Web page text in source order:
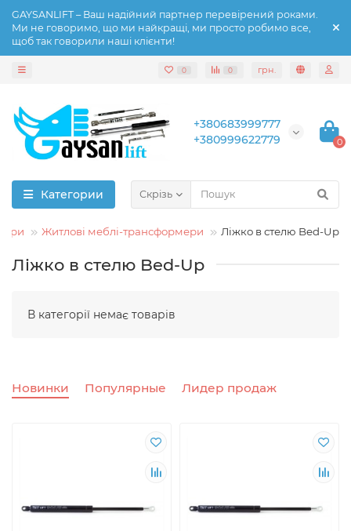
GAYSANLIFT – Ваш надійний партнер перевірений роками.
Ми не говоримо, що ми найкращі, ми просто робимо все,
щоб так говорили наші клієнти!
0 0 грн.
+380683999777
+380999622779
0
Категории Скрізь
Житлові меблі-трансформери Ліжко в стелю Bed-Up
Ліжко в стелю Bed-Up
В категорії немає товарів
Новинки Популярные Лидер продаж